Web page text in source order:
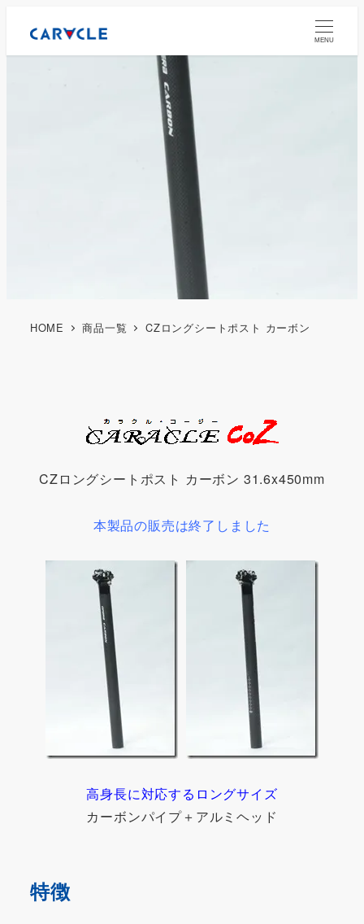
MENU
HOME 商品一覧 CZロングシートポスト カーボン
CZロングシートポスト カーボン 31.6x450mm
本製品の販売は終了しました
高身長に対応するロングサイズ
カーボンパイプ＋アルミヘッド
特徴